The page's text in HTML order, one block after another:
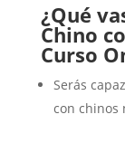
¿Qué
Chino
Curso
Serás
con chinos